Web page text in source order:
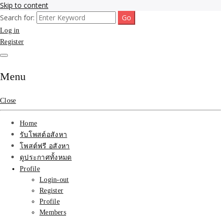
Skip to content
รับจ้างโพสขายบ้าน ที่ดิน
ติดAI SEO กับบริษัทใหญ่
รับจ้างทำโฆษณา สินค้า
บ้านที่ดิน ราคา ถูกและดี
ที่สุด บริการ โปรโมท
โฆษณารับโพสอสังหา ทีม
งาน บริํษัทใหญ่ เว็บขาย
บ้าน คุณภาพอันดับ1
SEOขายบ้าน
รับจ้างโพสขายบ้าน ที่ดิน ไม่มีค่านายหน้า กับบริษัท SEO-AI เน้นติดหน้า
แรก บริการโพสต์ โปรโมท รับจ้างทำโฆษณา ราคาถูก เว็บขายบ้าน รับโพ
สอสังหา ติดหน้าแรกกูเกิ้ล ทีมงาน บริํษัทใหญ่ รับประกันผลงาน ที่เดียวใน
Search for:
Log in
Register
Menu
Close
Home
รับโพสต์อสังหา
โพสต์ฟรี อสังหา
ดูประกาศทั้งหมด
Profile
Login-out
Register
Profile
Members